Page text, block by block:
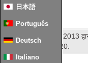
日本語
Português
Deutsch
Italiano
प्रकाशित 13 अगस्त 2013
वें जुलाई 2020.